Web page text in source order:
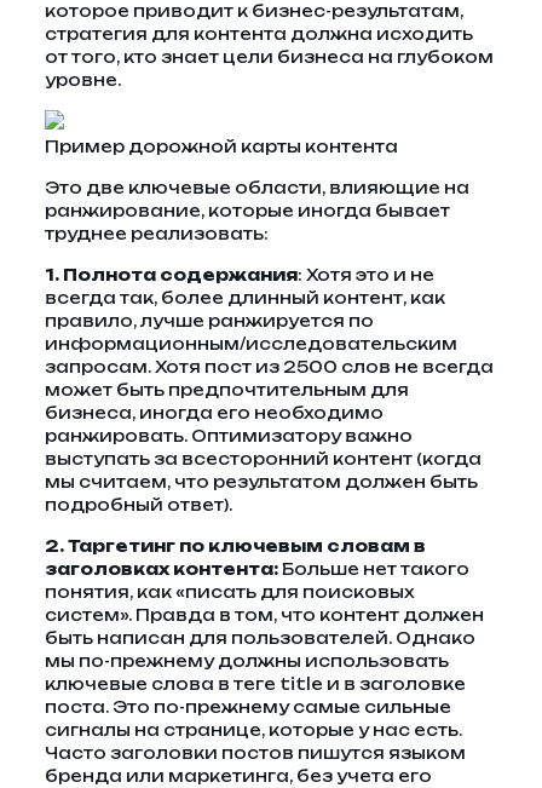
которое приводит к бизнес-результатам,
стратегия для контента должна исходить
от того, кто знает цели бизнеса на глубоком
уровне.
Пример дорожной карты контента
Это две ключевые области, влияющие на
ранжирование, которые иногда бывает
труднее реализовать:
1. Полнота содержания: Хотя это и не
всегда так, более длинный контент, как
правило, лучше ранжируется по
информационным/исследовательским
запросам. Хотя пост из 2500 слов не всегда
может быть предпочтительным для
бизнеса, иногда его необходимо
ранжировать. Оптимизатору важно
выступать за всесторонний контент (когда
мы считаем, что результатом должен быть
подробный ответ).
2. Таргетинг по ключевым словам в
заголовках контента:Больше нет такого
понятия, как «писать для поисковых
систем». Правда в том, что контент должен
быть написан для пользователей. Однако
мы по-прежнему должны использовать
ключевые слова в теге title и в заголовке
поста. Это по-прежнему самые сильные
сигналы на странице, которые у нас есть.
Часто заголовки постов пишутся языком
бренда или маркетинга, без учета его